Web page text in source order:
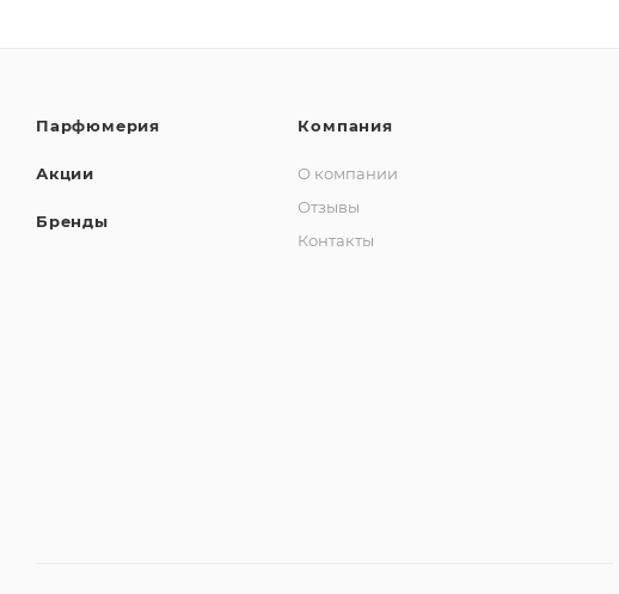
Парфюмерия
Акции
Бренды
Компания
О компании
Отзывы
Контакты